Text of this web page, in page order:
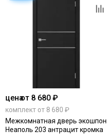
ценаот 8 680 ₽
комплект от 8 680 ₽
Межкомнатная дверь экошпон
Неаполь 203 антрацит кромка